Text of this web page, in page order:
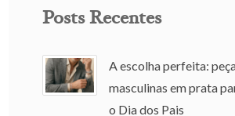
Posts Recentes
A escolha perfeita:
masculinas em prata
o Dia dos Pais